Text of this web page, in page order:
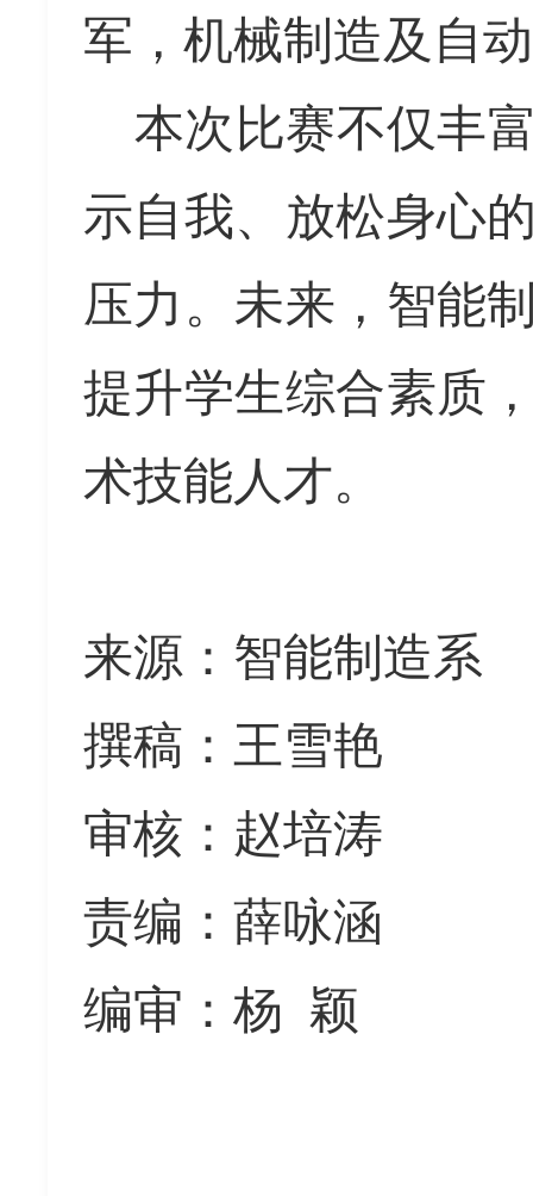
军， 机械制造及自
本次比赛不仅丰
示自我、放松身心
压力。 未来，智能
提升学生综合素质
术技能人才。
来源：智能制造系
撰稿：王雪艳
审核：赵培涛
责编：薛咏涵
编审：杨 颖